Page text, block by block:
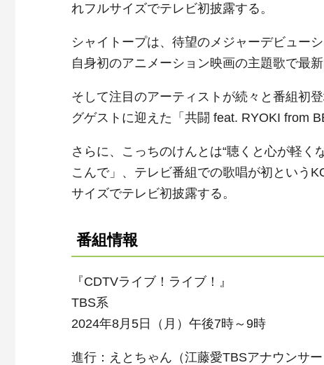
れフルサイズでテレビ初披露する。
シャイトープは、待望のメジャーデビュー
自身初のアニメーション映画の主題歌で最
そして注目のアーティストが続々と番組初
グゲストに迎えた「共闘 feat. RYOKI from
さらに、こっちのけんとは“聴くと心が軽く
こんで」、テレビ番組での歌唱が初という
サイズでテレビ初披露する。
番組情報
『CDTVライブ！ライブ！』
TBS系
2024年8月5日（月）午後7時～9時
進行：えとちゃん（江藤愛TBSアナウンサー